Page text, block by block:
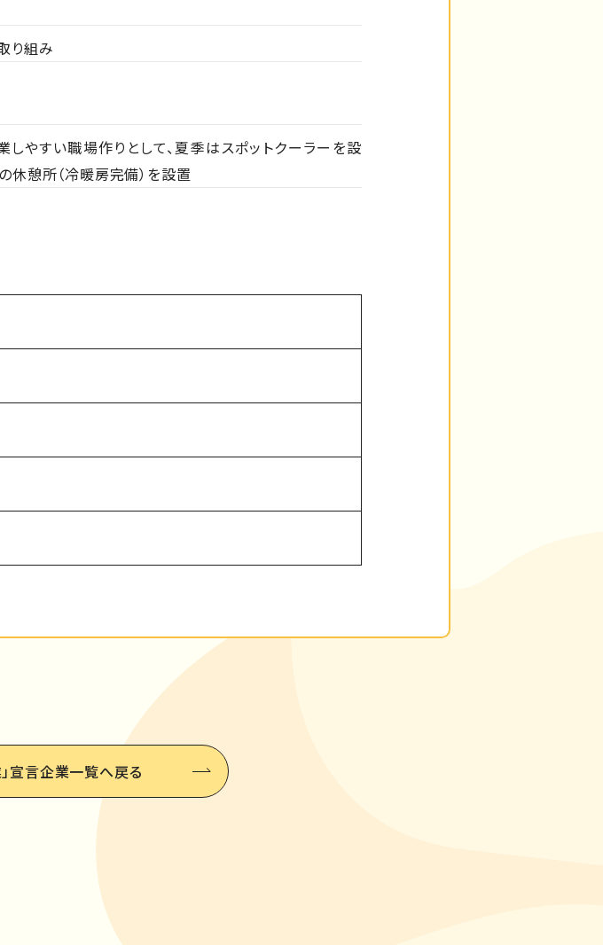
り組み
すい職場作りとして、夏季はスポットクーラーを設
憩所（冷暖房完備）を設置
宣言企業一覧へ戻る